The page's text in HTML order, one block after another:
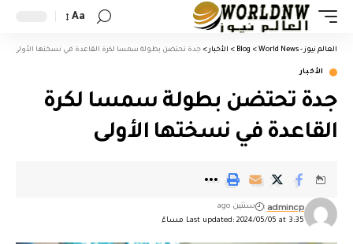
Aa
العالم نيوز - World News >
Blog
> الأخبار > جدة تحتضن بطولة سمسا لكرة القاعدة في نسختها الأولى
الأخبار
جدة تحتضن بطولة سمسا لكرة
القاعدة في نسختها الأولى
Last updated: 2024/05/05 at 3:35 مساءً
admincp سنتين ago